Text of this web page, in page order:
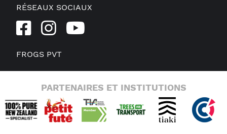
RÉSEAUX SOCIAUX
FROGS PVT
PARTENAIRES ET INSTITUTIONS